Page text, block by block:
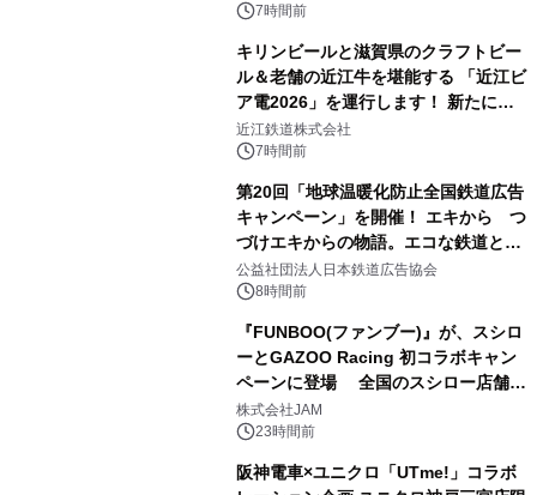
7時間前
キリンビールと滋賀県のクラフトビー
ル＆老舗の近江牛を堪能する 「近江ビ
ア電2026」を運行します！ 新たに
「長濱浪漫ビール」が参加！キリン一
番搾り飲み放題が復活！
近江鉄道株式会社
7時間前
第20回「地球温暖化防止全国鉄道広告
キャンペーン」を開催！ エキから つ
づけエキからの物語。エコな鉄道とと
もに。
公益社団法人日本鉄道広告協会
8時間前
『FUNBOO(ファンブー)』が、スシロ
ーとGAZOO Racing 初コラボキャン
ペーンに登場 全国のスシロー店舗で
GR 4車種の FUNBOO(ミニカー)付き
メニューが展開されます
株式会社JAM
23時間前
阪神電車×ユニクロ「UTme!」コラボ